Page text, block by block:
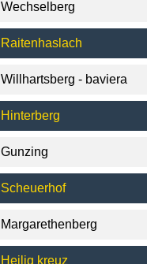
- baviera
kreuz